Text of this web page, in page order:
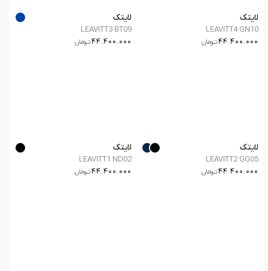
لایتک
LEAVITT4 GN10
44.400.000تــومان
لایتک
LEAVITT3 BT09
44.400.000تــومان
لایتک
LEAVITT2 GG05
44.400.000تــومان
لایتک
LEAVITT1 ND02
44.400.000تــومان